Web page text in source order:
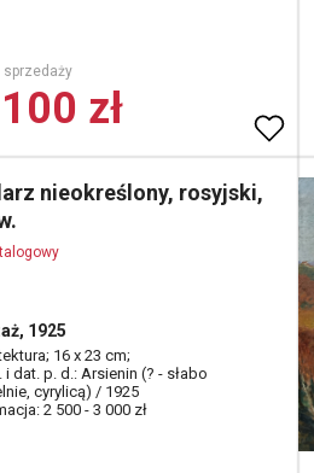
sprzedaży
zł
nieokreślony, rosyjski,
1925
16 x 23 cm;
i dat. p. d.: Arsienin (? - słabo
cyrylicą) / 1925
2 500 - 3 000 zł